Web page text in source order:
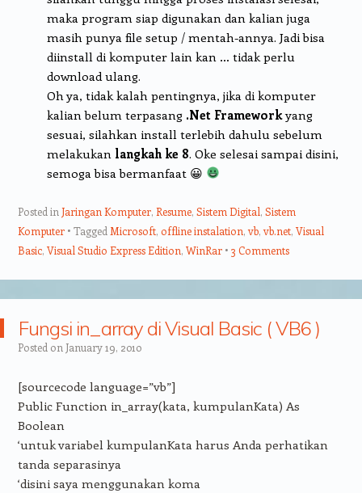
maka program siap digunakan dan kalian juga
masih punya file setup / mentah-annya. Jadi bisa
diinstall di komputer lain kan … tidak perlu
download ulang.
Oh ya, tidak kalah pentingnya, jika di komputer
kalian belum terpasang .Net Frameworkyang
sesuai, silahkan install terlebih dahulu sebelum
melakukan langkah ke 8. Oke selesai sampai disini,
semoga bisa bermanfaat 😀
Posted in Jaringan Komputer, Resume, Sistem Digital, Sistem
Komputer
Tagged Microsoft, offline instalation,vb,vb.net, Visual
Basic, Visual Studio Express Edition, WinRar 3 Comments
Fungsi in_array di Visual Basic ( VB6 )
Posted on January 19, 2010
[sourcecode language=”vb”]
Public Function in_array(kata, kumpulanKata) As
Boolean
‘untuk variabel kumpulanKata harus Anda perhatikan
tanda separasinya
‘disini saya menggunakan koma